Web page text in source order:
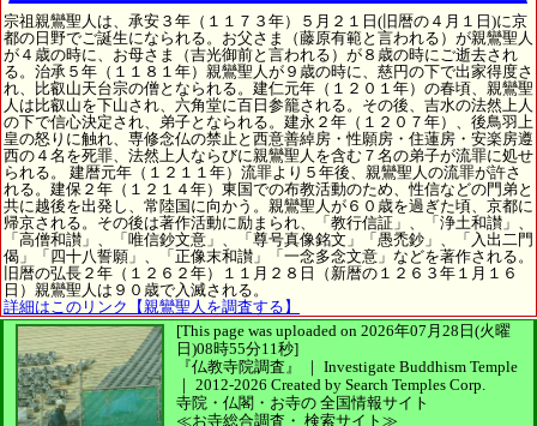
宗祖親鸞聖人は、承安３年（１１７３年）５月２１日(旧暦の４月１日)に京
都の日野でご誕生になられる。お父さま（藤原有範と言われる）が親鸞聖人
が４歳の時に、お母さま（吉光御前と言われる）が８歳の時にご逝去され
る。治承５年（１１８１年）親鸞聖人が９歳の時に、慈円の下で出家得度さ
れ、比叡山天台宗の僧となられる。建仁元年（１２０１年）の春頃、親鸞聖
人は比叡山を下山され、六角堂に百日参籠される。その後、吉水の法然上人
の下で信心決定され、弟子となられる。建永２年（１２０７年）、後鳥羽上
皇の怒りに触れ、専修念仏の禁止と西意善綽房・性願房・住蓮房・安楽房遵
西の４名を死罪、法然上人ならびに親鸞聖人を含む７名の弟子が流罪に処せ
られる。 建暦元年（１２１１年）流罪より５年後、親鸞聖人の流罪が許さ
れる。建保２年（１２１４年）東国での布教活動のため、性信などの門弟と
共に越後を出発し、常陸国に向かう。親鸞聖人が６０歳を過ぎた頃、京都に
帰京される。その後は著作活動に励まられ、「教行信証」、「浄土和讃」、
「高僧和讃」、「唯信鈔文意」、「尊号真像銘文」「愚禿鈔」、「入出二門
偈」「四十八誓願」、「正像末和讃」「一念多念文意」などを著作される。
旧暦の弘長２年（１２６２年）１１月２８日（新暦の１２６３年１月１６
日）親鸞聖人は９０歳で入滅される。
詳細はこのリンク【親鸞聖人を調査する】
[This page was uploaded on 2026年07月28日(火曜
日)08時55分11秒]
『仏教寺院調査』 ｜ Investigate Buddhism Temple
｜ 2012-2026 Created by Search Temples Corp.
寺院・仏閣・お寺の 全国情報サイト
≪お寺総合調査・ 検索サイト≫